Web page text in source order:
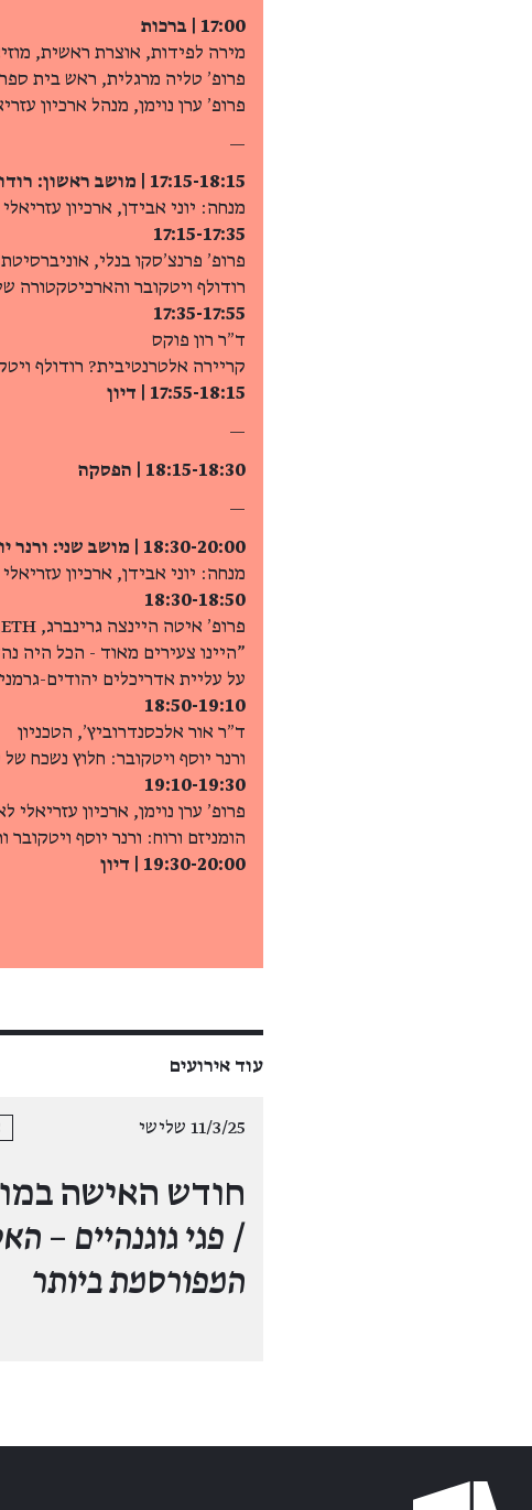
17:00 | ברכות
מירה לפידות, אוצרת ראשית,
פרופ׳ טליה מרגלית, ראש בית
פרופ׳ ערן נוימן, מנהל ארכיון
—
17:15-18:15 | מושב ראשון: רודולף
מנחה: יוני אבידן, ארכיון
17:15-17:35
פרופ׳ פרנצ׳סקו בנלי, אוניברסיטת
רודולף ויטקובר והארכיטקטורה
17:35-17:55
ד״ר רון פוקס
קריירה אלטרנטיבית? רודולף
17:55-18:15 | דיון
—
18:15-18:30 | הפסקה
—
18:30-20:00 | מושב שני: ורנר יוסף
מנחה: יוני אבידן, ארכיון
18:30-18:50
פרופ׳ איטה היינצה גרינברג, ETH, ציריך
"היינו צעירים מאוד - הכל היה
על עליית אדריכלים יהודים-
18:50-19:10
ד״ר אור אלכסנדרוביץ׳, הטכניון
ורנר יוסף ויטקובר: חלוץ נשכח
19:10-19:30
פרופ׳ ערן נוימן, ארכיון
הומניזם ורוח: ורנר יוסף ויטקובר
19:30-20:00 | דיון
עוד אירועים
11/3/25 שלישי
חודש האישה
/ פגי גוגנהיים –
המפורסמת ביותר